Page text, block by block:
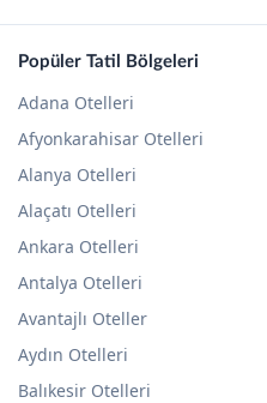
Popüler Tatil Bölgeleri
Adana Otelleri
Afyonkarahisar Otelleri
Alanya Otelleri
Alaçatı Otelleri
Ankara Otelleri
Antalya Otelleri
Avantajlı Oteller
Aydın Otelleri
Balıkesir Otelleri